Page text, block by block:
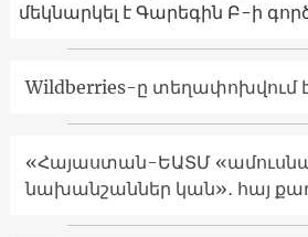
մեկնարկել է Գարեգին Բ-ի
Wildberries-ը
«Հայաստան-ԵԱՏՄ
նախանշաններ կան»․ հայ